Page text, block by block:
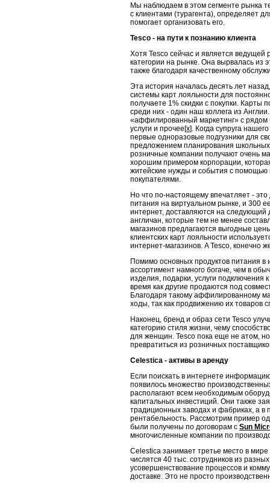
Мы наблюдаем в этом сегменте рынка
с клиентами (турагента), определяет
помогает организовать его.
Tesco - на пути к познанию клиента
Хотя Tesco сейчас и является ведущей
категории на рынке. Она вырвалась из
также благодаря качественному
Эта история началась десять лет
системы карт лояльности для
получаете 1% скидки с покупки. Карты
среди них - один наш коллега из
«аффилированный маркетинг» с рядом
услуги и прочее[x]. Когда супруга
первые одноразовые подгузники для
предложением планирования
розничные компании получают очень
хорошим примером корпорации,
житейские нужды и события с помощью
покупателями.
Но что по-настоящему впечатляет -
питания на виртуальном рынке, и 300
интернет, доставляются на следующий
англичан, которые тем не ме­нее
магазинов предлагаются выгодные
клиентских карт лояль­ности
интернет-магазинов. A Tesco, конечно
Помимо основных продуктов питания в
ассортимент намного богаче, чем в
изделия, подарки, услуги подключения
время как другие продаются под
Благодаря такому аффилированному
ходы, так как продвижению их товаров
Наконец, бренд и образ сети Tesco
категорию стиля жизни, чему
для женщин. Tesco пока еще не атом,
превратиться из рознич­ных
Celestica - активы в аренду
Если поискать в интернете
появилось множество
располагают всем необходимым
капитальных инвестиций. Они также
традиционных заводах и фабриках, а в
рентабельность. Рассмотрим пример
были получены по договорам с Sun
многочисленные компании по
Celestica занимает третье место в
числятся 40 тыс. сотрудников из
усовершенствование процессов и
доставке. Это не просто